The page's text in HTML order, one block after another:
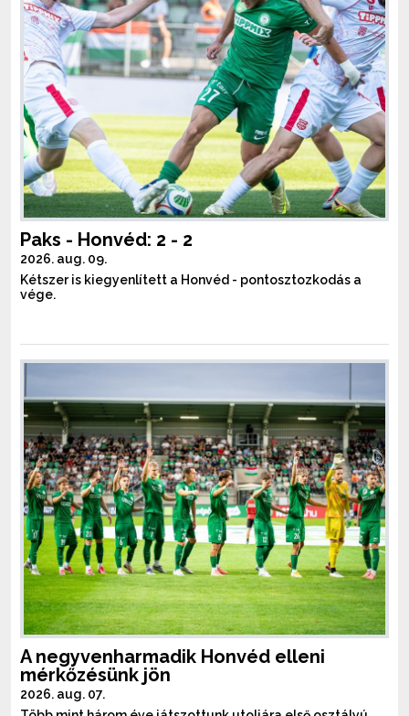
Paks - Honvéd: 2 - 2
2026. aug. 09.
Kétszer is kiegyenlített a Honvéd - pontosztozkodás a
vége.
A negyvenharmadik Honvéd elleni
mérkőzésünk jön
2026. aug. 07.